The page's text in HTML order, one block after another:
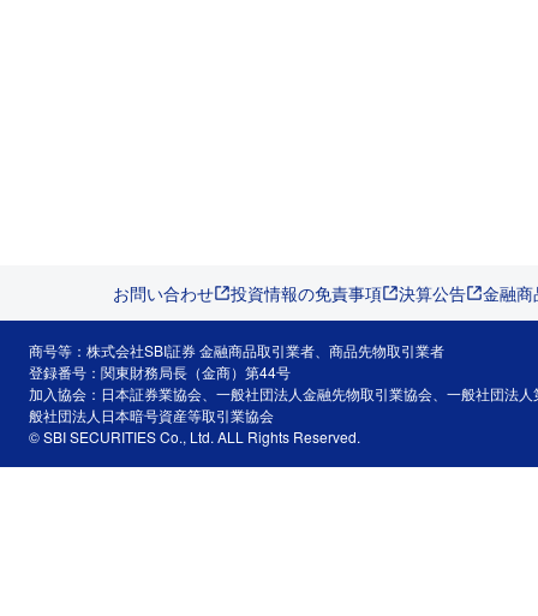
お問い合わせ 投資情報の免責事項 決算公告 金融
商号等：株式会社SBI証券 金融商品取引業者、商品先物取引業者
登録番号：関東財務局長（金商）第44号
加入協会：日本証券業協会、一般社団法人金融先物取引業協会、一般社団法
般社団法人日本暗号資産等取引業協会
© SBI SECURITIES Co., Ltd. ALL Rights Reserved.